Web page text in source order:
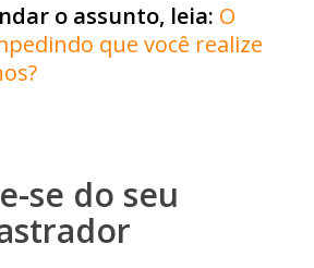
o assunto, leia: O
que você realize
se do seu